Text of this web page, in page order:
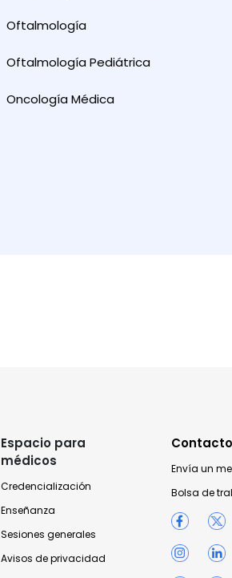
Oftalmología
Oftalmología Pediátrica
Oncología Médica
Espacio para
médicos
Credencialización
Enseñanza
Sesiones generales
Avisos de privacidad
Contacto
Envía un
Bolsa de